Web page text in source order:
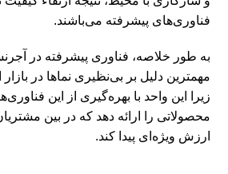
فناوری‌های پیشرفته می‌باشند.
به طور خلاصه، فناوری پیشرفته در
مهمترین دلیل بر بی‌نظیری نماها در
زیرا این واحد با بهره‌گیری از این
محصولاتی را ارائه دهد که در بین
ارزش ویژه‌ای پیدا کند.